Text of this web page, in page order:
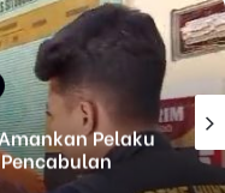
Pelaku